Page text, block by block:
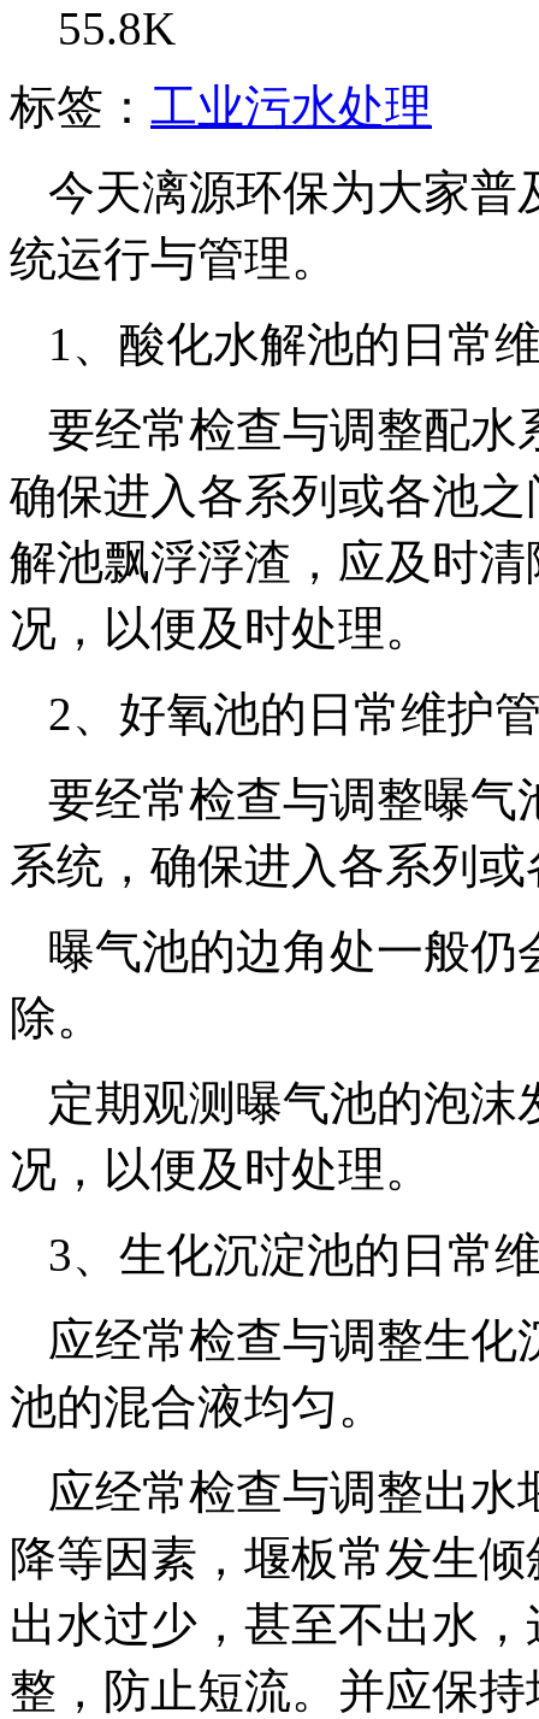
55.8K
标签： 工业污水处理
今天漓源环保为大家普
统运行与管理。
1、酸化水解池的日常
要经常检查与调整配水
确保进入各系列或各池
解池飘浮浮渣，应及时
况，以便及时处理。
2、好氧池的日常维护
要经常检查与调整曝气
系统，确保进入各系列
曝气池的边角处一般仍
除。
定期观测曝气池的泡
况，以便及时处理。
3、生化沉淀池的日常
应经常检查与调整生
池的混合液均匀。
应经常检查与调整出
降等因素，堰板常发生
出水过少，甚至不出水
整，防止短流。并应保